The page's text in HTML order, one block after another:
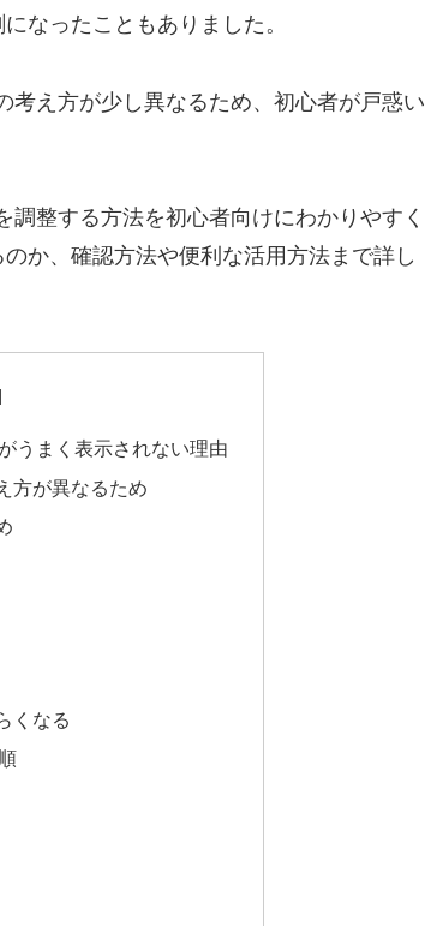
なったこともありました。
え方が少し異なるため、初心者が戸惑い
整する方法を初心者向けにわかりやすく
か、確認方法や便利な活用方法まで詳し
うまく表示されない理由
方が異なるため
くなる